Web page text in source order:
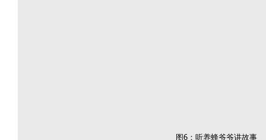
图6：听养蜂爷爷讲故事